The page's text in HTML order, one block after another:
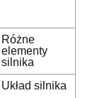
Różne
elementy
silnika
Układ silnika